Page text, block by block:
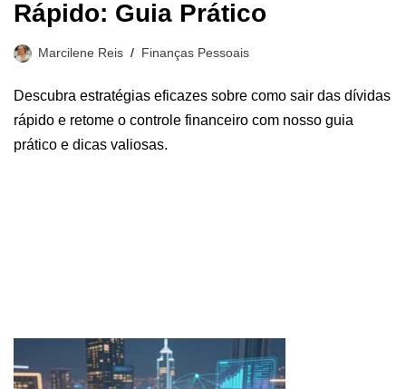
Rápido: Guia Prático
Marcilene Reis Finanças Pessoais
Descubra estratégias eficazes sobre como sair das dívidas
rápido e retome o controle financeiro com nosso guia
prático e dicas valiosas.